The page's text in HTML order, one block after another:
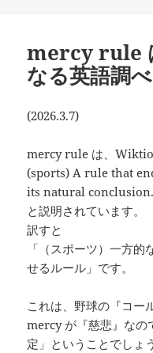
mercy rule
なる英語調
(2026.3.7)
mercy rule は、
(sports) A rule that
its natural conclusion.
と説明されています。
訳すと
「（スポーツ）一方
せるルール」です。
これは、野球の『コー
mercy が『慈悲』なの
定」ということでしょ